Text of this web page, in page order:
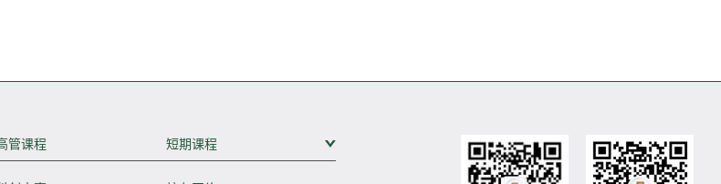
管课程 短期课程